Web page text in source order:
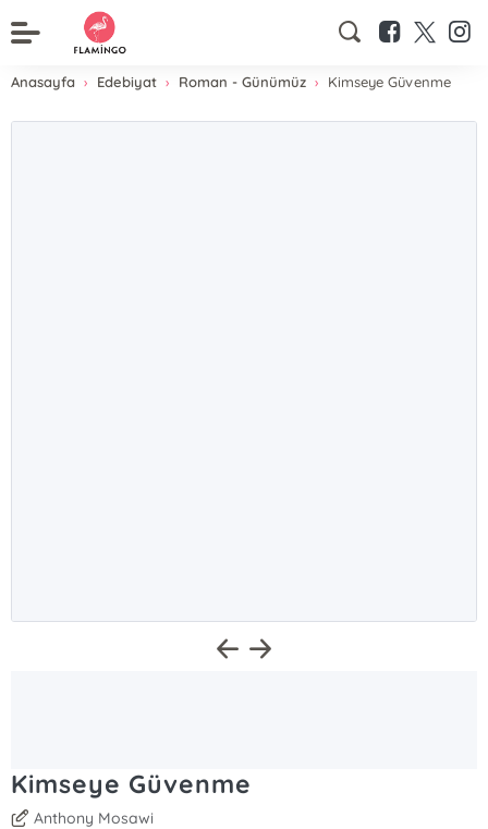
Anasayfa Edebiyat Roman - Günümüz Kimseye Güvenme
Kimseye Güvenme
Anthony Mosawi